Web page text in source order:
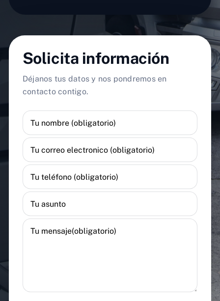
Solicita información
Déjanos tus datos y nos pondremos en
contacto contigo.